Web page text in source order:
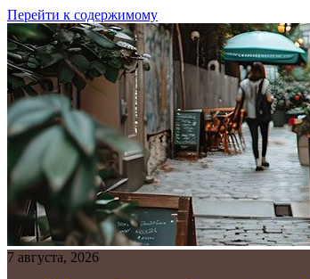
Перейти к содержимому
7 августа, 2026